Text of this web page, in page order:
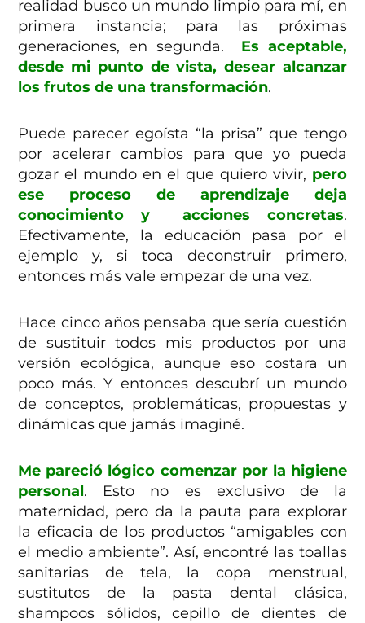
realidad busco un mundo limpio para mí, en
primera instancia; para las próximas
generaciones, en segunda.
Es aceptable,
desde mi punto de vista, desear alcanzar
los frutos de una transformación.
Puede parecer egoísta “la prisa” que tengo
por acelerar cambios para que yo pueda
gozar el mundo en el que quiero vivir, pero
ese proceso de aprendizaje deja
conocimiento y
acciones concretas.
Efectivamente, la educación pasa por el
ejemplo y, si toca deconstruir primero,
entonces más vale empezar de una vez.
Hace cinco años pensaba que sería cuestión
de sustituir todos mis productos por una
versión ecológica, aunque eso costara un
poco más. Y entonces descubrí un mundo
de conceptos, problemáticas, propuestas y
dinámicas que jamás imaginé.
Me pareció lógico comenzar por la higiene
personal. Esto no es exclusivo de la
maternidad, pero da la pauta para explorar
la eficacia de los productos “amigables con
el medio ambiente”. Así, encontré las toallas
sanitarias de tela, la copa menstrual,
sustitutos de la pasta dental clásica,
shampoos sólidos, cepillo de dientes de